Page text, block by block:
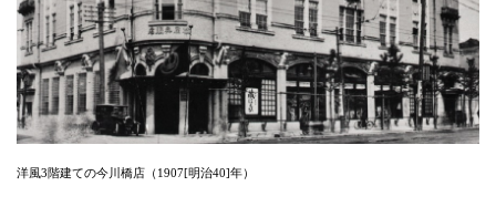
洋風3階建ての今川橋店（1907[明治40]年）